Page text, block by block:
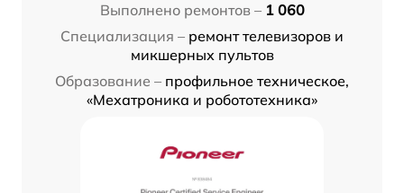
Выполнено ремонтов – 1 060
Специализация – ремонт телевизоров и
микшерных пультов
Образование – профильное техническое,
«Мехатроника и робототехника»